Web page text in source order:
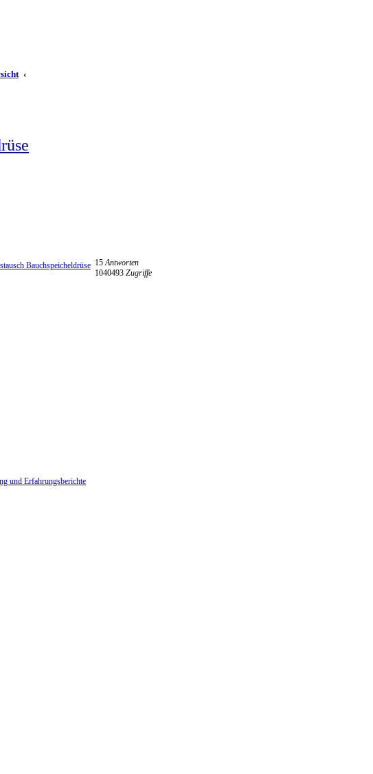
Bauchspeicheldrüse 15Antworten
1040493 Zugriffe
und Erfahrungsberichte